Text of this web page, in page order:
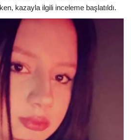
kazayla ilgili inceleme başlatıldı.